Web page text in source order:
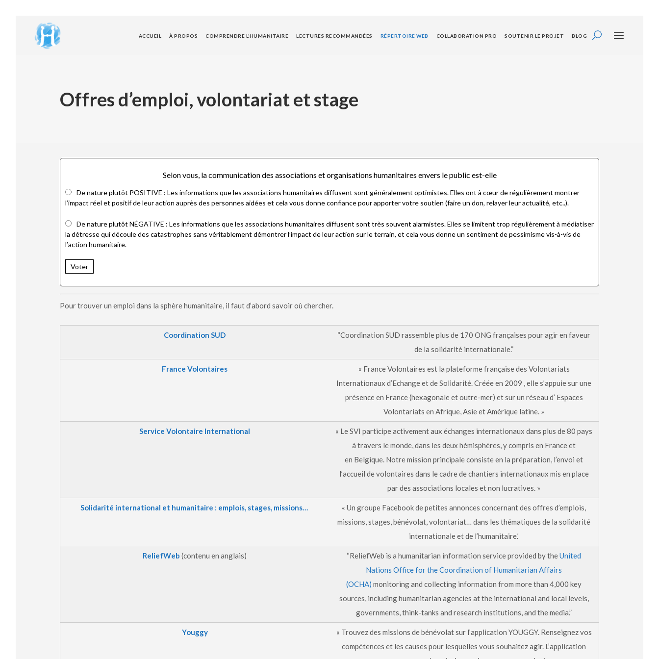
ACCUEIL À PROPOS COMPRENDRE L’HUMANITAIRE LECTURES RECOMMANDÉES RÉPERTOIRE WEB COLLABORATION PRO SOUTENIR LE PROJET BLOG
Offres d’emploi, volontariat et stage
Selon vous, la communication des associations et organisations humanitaires envers le public est-elle
De nature plutôt POSITIVE : Les informations que les associations humanitaires diffusent sont généralement optimistes. Elles ont à cœur de régulièrement montrer
l’impact réel et positif de leur action auprès des personnes aidées et cela vous donne confiance pour apporter votre soutien (faire un don, relayer leur actualité, etc..).
De nature plutôt NÉGATIVE : Les informations que les associations humanitaires diffusent sont très souvent alarmistes. Elles se limitent trop régulièrement à médiatiser
la détresse qui découle des catastrophes sans véritablement démontrer l’impact de leur action sur le terrain, et cela vous donne un sentiment de pessimisme vis-à-vis de
l’action humanitaire.
Voter
Pour trouver un emploi dans la sphère humanitaire, il faut d’abord savoir où chercher.
Coordination SUD
“Coordination SUD rassemble plus de 170 ONG françaises pour agir en faveur
de la solidarité internationale.”
France Volontaires
« France Volontaires est la plateforme française des Volontariats
Internationaux d’Echange et de Solidarité. Créée en 2009 , elle s’appuie sur une
présence en France (hexagonale et outre-mer) et sur un réseau d’ Espaces
Volontariats en Afrique, Asie et Amérique latine. »
Service Volontaire International
« Le SVI participe activement aux échanges internationaux dans plus de 80 pays
à travers le monde, dans les deux hémisphères, y compris en France et
en Belgique. Notre mission principale consiste en la préparation, l’envoi et
l’accueil de volontaires dans le cadre de chantiers internationaux mis en place
par des associations locales et non lucratives. »
Solidarité international et humanitaire : emplois, stages, missions…
« Un groupe Facebook de petites annonces concernant des offres d’emplois,
missions, stages, bénévolat, volontariat… dans les thématiques de la solidarité
internationale et de l’humanitaire.’
ReliefWeb (contenu en anglais) “ReliefWeb is a humanitarian information service provided by theUnited
Nations Office for the Coordination of Humanitarian Affairs
(OCHA) monitoring and collecting information from more than 4,000 key
sources, including humanitarian agencies at the international and local levels,
governments, think-tanks and research institutions, and the media.”
Youggy
« Trouvez des missions de bénévolat sur l’application YOUGGY. Renseignez vos
compétences et les causes pour lesquelles vous souhaitez agir. L’application